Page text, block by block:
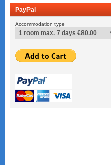
PayPal
Accommodation type